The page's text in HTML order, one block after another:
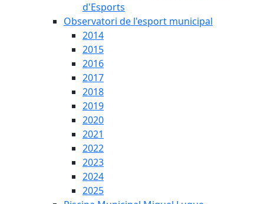
d'Esports
Observatori de l'esport municipal
2014
2015
2016
2017
2018
2019
2020
2021
2022
2023
2024
2025